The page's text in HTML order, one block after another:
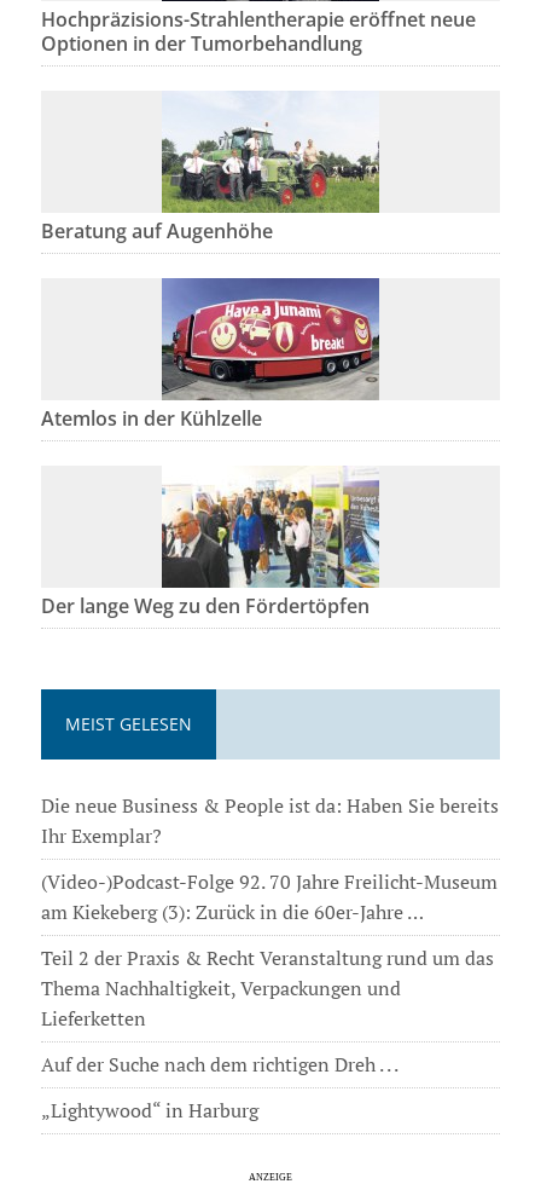
Hochpräzisions-Strahlentherapie eröffnet neue
Optionen in der Tumorbehandlung
Beratung auf Augenhöhe
Atemlos in der Kühlzelle
Der lange Weg zu den Fördertöpfen
MEIST GELESEN
Die neue Business & People ist da: Haben Sie bereits
Ihr Exemplar?
(Video-)Podcast-Folge 92. 70 Jahre Freilicht-Museum
am Kiekeberg (3): Zurück in die 60er-Jahre …
Teil 2 der Praxis & Recht Veranstaltung rund um das
Thema Nachhaltigkeit, Verpackungen und
Lieferketten
Auf der Suche nach dem richtigen Dreh . . .
„Lightywood“ in Harburg